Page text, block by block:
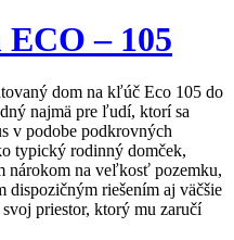
– 105
dom na kľúč Eco 105 do
najmä pre ľudí, ktorí sa
v podobe podkrovných
typický rodinný domček,
nárokom na veľkosť pozemku,
riešením aj väčšie
priestor, ktorý mu zaručí